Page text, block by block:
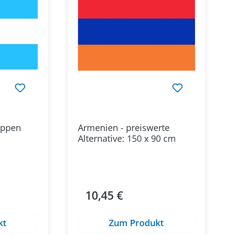
Armenien - preiswerte
Alternative: 150 x 90 cm
Regulärer Preis:
10,45 €
Zum Produkt